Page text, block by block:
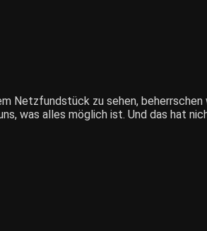
Netzfundstück zu sehen,
was alles möglich ist. Und das hat